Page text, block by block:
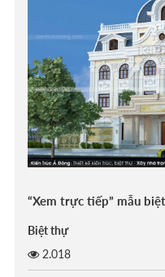
“Xem trực tiếp” mẫu
Biệt thự
2.018